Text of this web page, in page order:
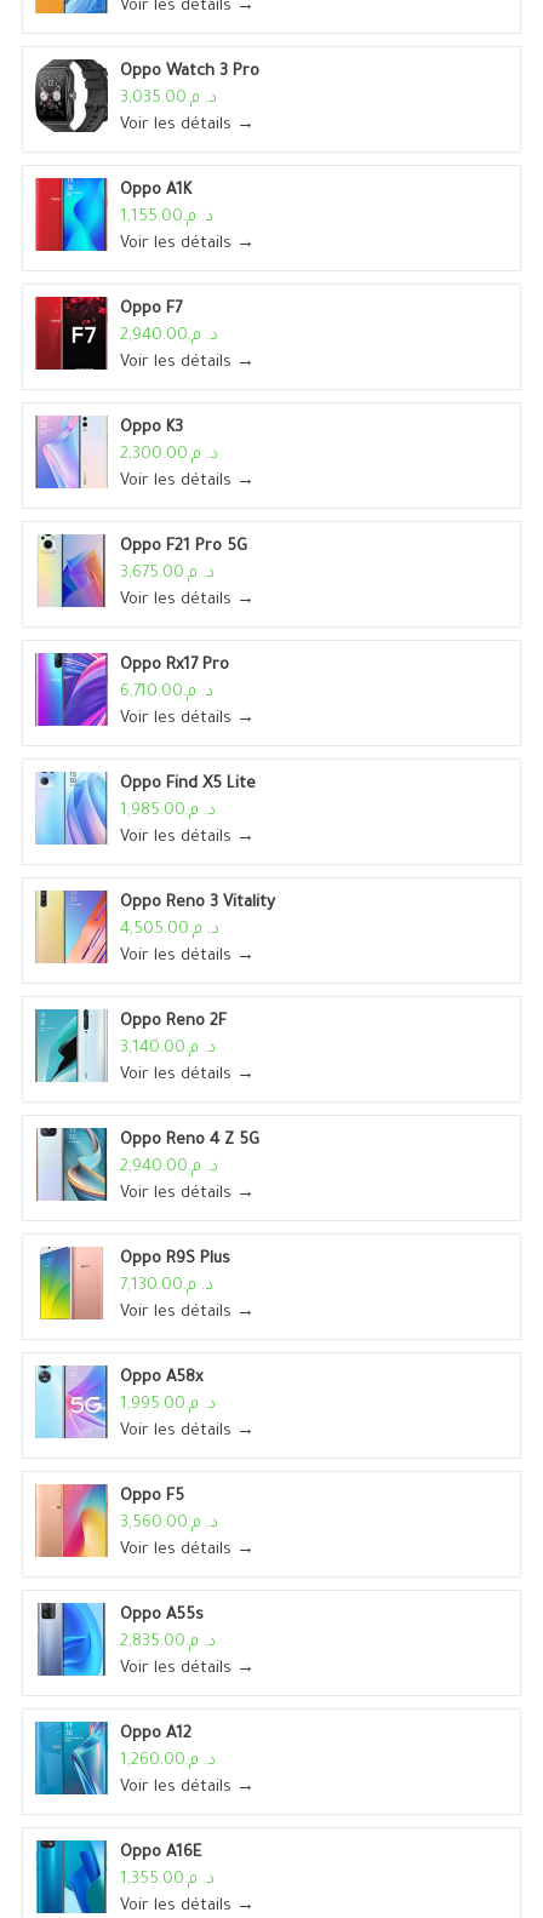
Voir les détails →
Oppo Watch 3 Pro
د. م.3,035.00
Voir les détails →
Oppo A1K
د. م.1,155.00
Voir les détails →
Oppo F7
د. م.2,940.00
Voir les détails →
Oppo K3
د. م.2,300.00
Voir les détails →
Oppo F21 Pro 5G
د. م.3,675.00
Voir les détails →
Oppo Rx17 Pro
د. م.6,710.00
Voir les détails →
Oppo Find X5 Lite
د. م.1,985.00
Voir les détails →
Oppo Reno 3 Vitality
د. م.4,505.00
Voir les détails →
Oppo Reno 2F
د. م.3,140.00
Voir les détails →
Oppo Reno 4 Z 5G
د. م.2,940.00
Voir les détails →
Oppo R9S Plus
د. م.7,130.00
Voir les détails →
Oppo A58x
د. م.1,995.00
Voir les détails →
Oppo F5
د. م.3,560.00
Voir les détails →
Oppo A55s
د. م.2,835.00
Voir les détails →
Oppo A12
د. م.1,260.00
Voir les détails →
Oppo A16E
د. م.1,355.00
Voir les détails →